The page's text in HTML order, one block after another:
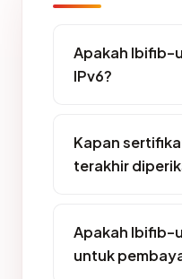
Apakah lbifib-
IPv6?
Kapan
terakhir
Apakah lbifib-
untuk